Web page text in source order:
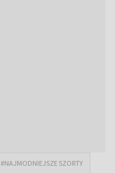
#NAJMODNIEJSZE SZORTY